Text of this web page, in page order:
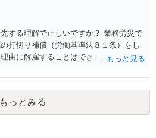
としては、上限額を設ける、実損害ベ
する、違約金ではなく「合理的な実
る、などが典型です。 ・弁護士に契約
てもらう価値は十分にあると思われま
業務委託か、実態として労働者性があ
められているか、違約金の算定根拠が
かれます。契約前なら、交渉のパワー
修正余地があるうえ、後から争うより
等を持参の上弁護士に確認されること
解除でも、解除理由によってはタレン
する理解で正しいですか？ 業務労災で
打切り補償（労働基準法８１条）をし
由に解雇することはできません（労働
災への適用はありませんので、ご安心
償をせずに解雇した場合は、不当解雇
償と、所得補償保険の保険金とは別
でしょうか？ 業務労災の場合は、会社
もっとみる